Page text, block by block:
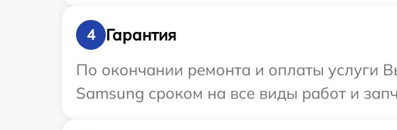
4
Гарантия
По окончании ремонта и оплаты услуги
Samsung сроком на все виды работ и